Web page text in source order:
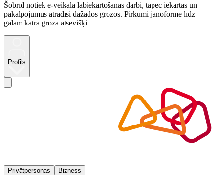
Šobrīd notiek e-veikala labiekārtošanas darbi, tāpēc iekārtas un
pakalpojumus atradīsi dažādos grozos. Pirkumi jānoformē līdz
galam katrā grozā atsevišķi.
Profils
Privātpersonas Bizness